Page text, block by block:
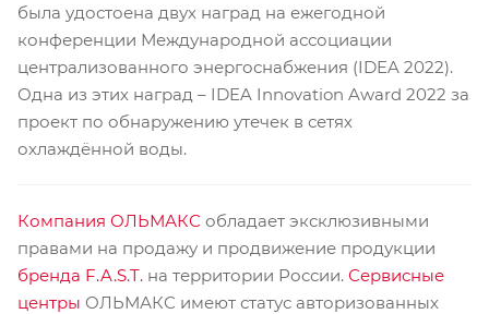
была удостоена двух наград на ежегодной
конференции Международной ассоциации
централизованного энергоснабжения (IDEA 2022).
Одна из этих наград – IDEA Innovation Award 2022 за
проект по обнаружению утечек в сетях
охлаждённой воды.
Компания ОЛЬМАКС обладает эксклюзивными
правами на продажу и продвижение продукции
бренда F.A.S.T. на территории России. Сервисные
центры ОЛЬМАКС имеют статус авторизованных